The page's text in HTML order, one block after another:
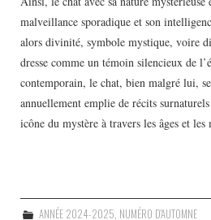
malveillance sporadique et son
alors divinité, symbole mystique, voire
dresse comme un témoin silencieux de
contemporain, le chat, bien malgré lui,
annuellement emplie de récits
icône du mystère à travers les âges et les
ANNÉE 2024-2025 NUMÉRO D'AUTOMNE